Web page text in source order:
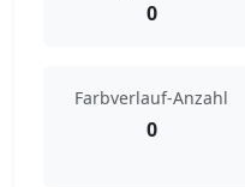
0
Farbverlauf-Anzahl
0